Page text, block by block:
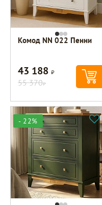
Комод NN 022 Пенни
43 188Р
55 370Р
- 22%